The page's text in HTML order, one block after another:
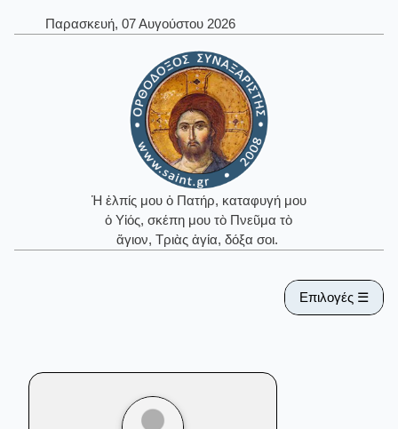
Παρασκευή, 07 Αυγούστου 2026
Ἡ ἐλπίς μου ὁ Πατήρ, καταφυγή μου
ὁ Υἱός, σκέπη μου τὸ Πνεῦμα τὸ
ἅγιον, Τριὰς ἁγία, δόξα σοι.
Επιλογές ☰